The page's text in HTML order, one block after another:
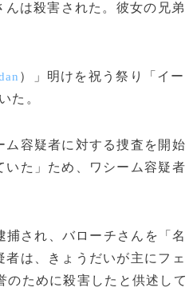
は殺害された。彼女の兄弟
）」明けを祝う祭り「イー
た。
容疑者に対する捜査を開始
いた」ため、ワシーム容疑者
され、バローチさんを「名
は、きょうだいが主にフェ
のために殺害したと供述して